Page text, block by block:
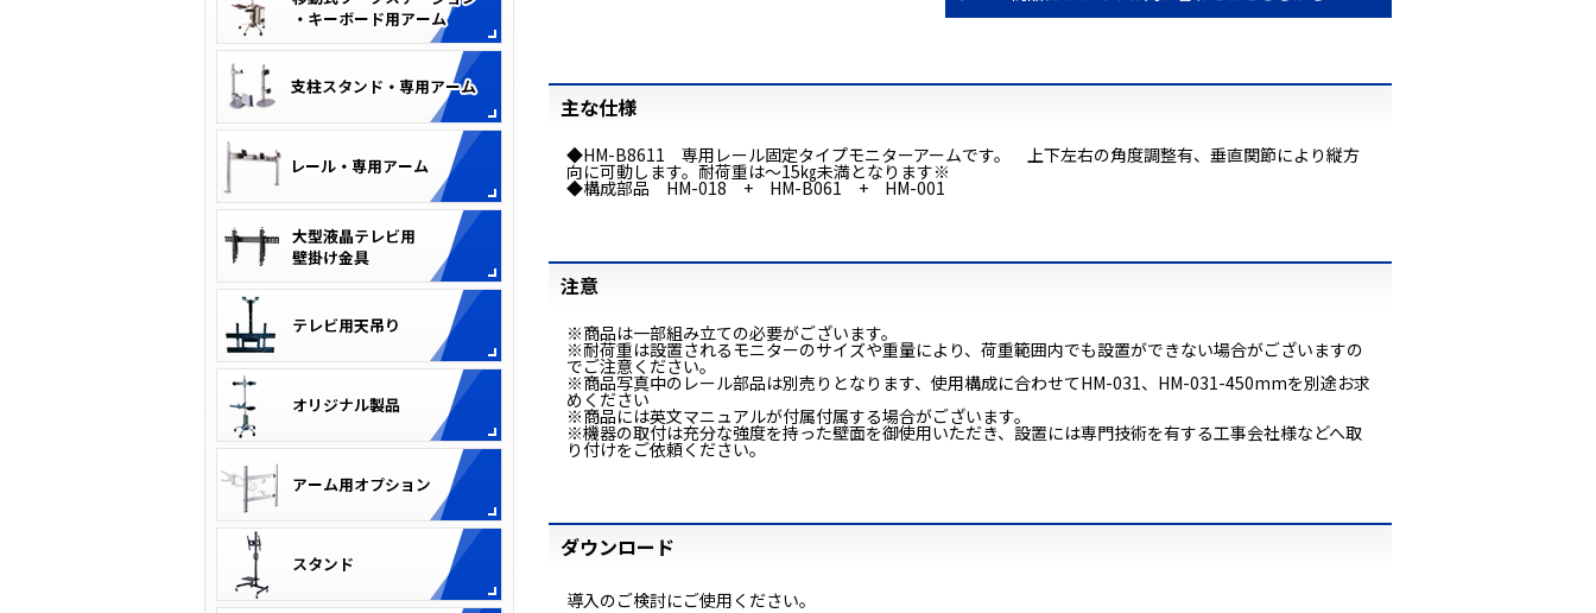
主な仕様
◆HM-B8611 専用レール固定タイプモニターアームです。 上下左右の角度調整有、垂直関節により縦方
向に可動します。耐荷重は～15㎏未満となります※
◆構成部品 HM-018 + HM-B061 + HM-001
注意
※商品は一部組み立ての必要がございます。
※耐荷重は設置されるモニターのサイズや重量により、荷重範囲内でも設置ができない場合がございますの
でご注意ください。
※商品写真中のレール部品は別売りとなります、使用構成に合わせてHM-031、HM-031-450mmを別途お求
めください
※商品には英文マニュアルが付属付属する場合がございます。
※機器の取付は充分な強度を持った壁面を御使用いただき、設置には専門技術を有する工事会社様などへ取
り付けをご依頼ください。
ダウンロード
導入のご検討にご使用ください。